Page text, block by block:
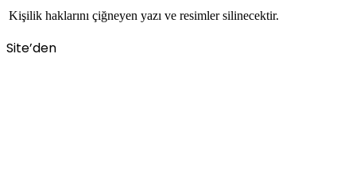
Kişilik haklarını çiğneyen yazı ve resimler silinecektir.
Site’den